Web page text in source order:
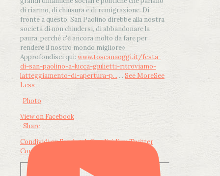
di riarmo, di chiusura e di remigrazione. Di
fronte a questo, San Paolino direbbe alla nostra
società di non chiudersi, di abbandonare la
paura, perché c'è ancora molto da fare per
rendere il nostro mondo migliore»
Approfondisci qui: www.toscanaoggi.it/festa-
di-san-paolino-a-lucca-giulietti-ritroviamo-
latteggiamento-di-apertura-p... ... See MoreSee
Less
Photo
View on Facebook
· Share
Condividi su FacebookCondividi su Twitter
Condividi su LinkedIn